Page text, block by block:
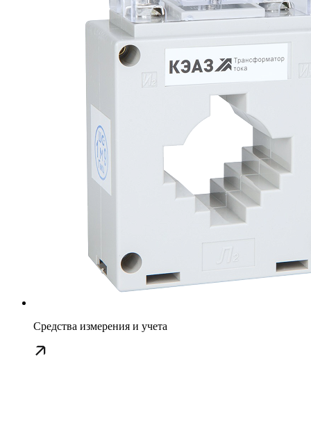
Средства измерения и учета